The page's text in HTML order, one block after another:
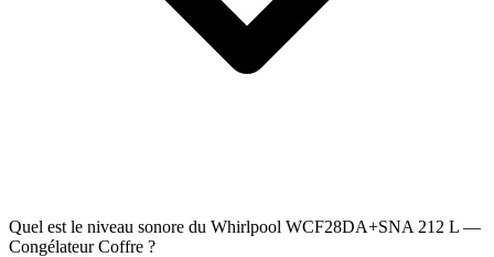
Quel est le niveau sonore du Whirlpool WCF28DA+SNA 212 L —
Congélateur Coffre ?